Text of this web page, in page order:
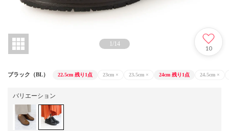
1/14
10
ブラック（BL） 22.5cm 残り1点 23cm × 23.5cm × 24cm 残り1点 24.5cm ×
バリエーション